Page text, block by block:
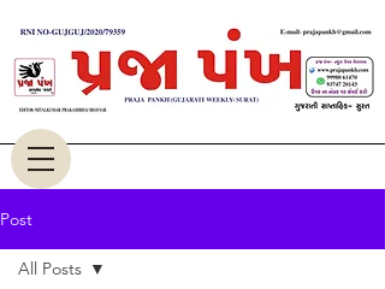
Post
All Posts